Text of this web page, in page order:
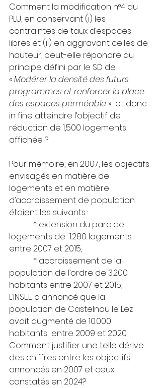
Comment la modification n°4 du
PLU, en conservant (i) les
contraintes de taux d’espaces
libres et (ii) en aggravant celles de
hauteur, peut-elle répondre au
principe défini par le SD de
« Modérer la densité des futurs
programmes et renforcer la place
des espaces perméable »  et donc
in fine atteindre l’objectif de
réduction de 1,500 logements
affichée ?
Pour mémoire, en 2007, les objectifs
envisagés en matière de
logements et en matière
d’accroissement de population
étaient les suivants :
* extension du parc de
logements de  1.280 logements
entre 2007 et 2015,
* accroissement de la
population de l’ordre de 3.200
habitants entre 2007 et 2015,
L’INSEE a annoncé que la
population de Castelnau le Lez
avait augmenté de 10.000
habitants  entre 2009 et 2020.
Comment justifier une telle dérive
des chiffres entre les objectifs
annoncés en 2007 et ceux
constatés en 2024?